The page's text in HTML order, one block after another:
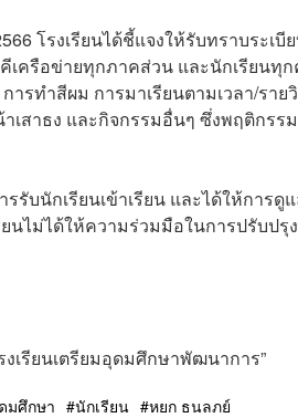
โรงเรียนได้ชี้แจงให้รับทราบระเ
ครือข่ายทุกภาคส่วน และนักเรียนทุ
ารทำสีผม การมาเรียนตามเวลา/รา
สาธง และกิจกรรมอื่นๆ ซึ่งพฤติกรร
รรับนักเรียนเข้าเรียน และได้ให้การ
นไม่ได้ให้ความร่วมมือในการปรับป
รียนเตรียมอุดมศึกษาพัฒนาการ”⁣
มศึกษา นักเรียน หยก ธนลภย์